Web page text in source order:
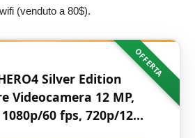
(venduto a 80$).
OFFERTA
Silver Edition
Videocamera 12 MP,
60 fps, 720p/120